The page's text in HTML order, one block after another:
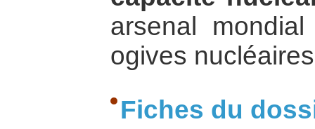
arsenal
ogives
Fiches du